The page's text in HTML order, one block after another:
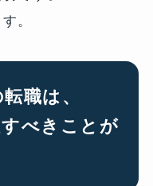
。
職は、
べきことが